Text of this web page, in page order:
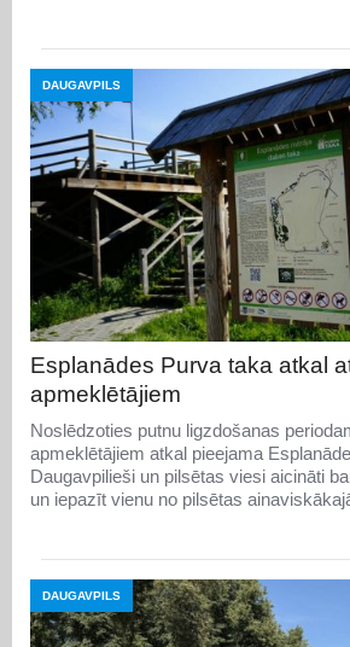
DAUGAVPILS
Esplanādes Purva taka atkal
apmeklētājiem
Noslēdzoties putnu ligzdošanas
apmeklētājiem atkal pieejama
Daugavpilieši un pilsētas viesi aicināti
un iepazīt vienu no pilsētas
DAUGAVPILS